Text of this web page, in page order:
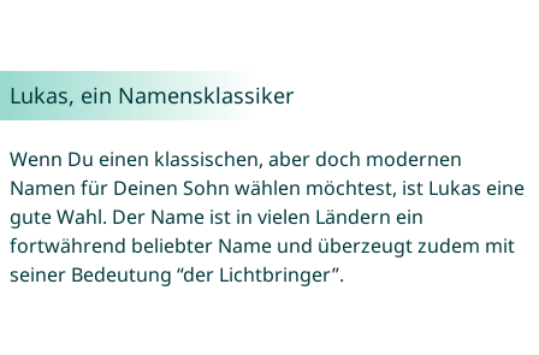
Lukas, ein Namensklassiker
Wenn Du einen klassischen, aber doch modernen
Namen für Deinen Sohn wählen möchtest, ist Lukas eine
gute Wahl. Der Name ist in vielen Ländern ein
fortwährend beliebter Name und überzeugt zudem mit
seiner Bedeutung “der Lichtbringer”.